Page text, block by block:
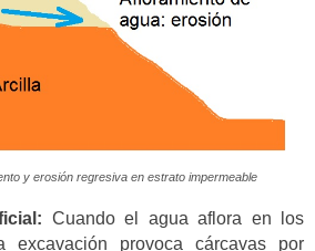
y erosión regresiva en estrato impermeable
Cuando el agua aflora en los
excavación provoca cárcavas por